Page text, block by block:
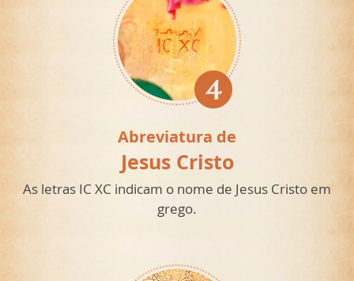
Abreviatura de
Jesus Cristo
As letras IC XC indicam o nome de Jesus Cristo em
grego.